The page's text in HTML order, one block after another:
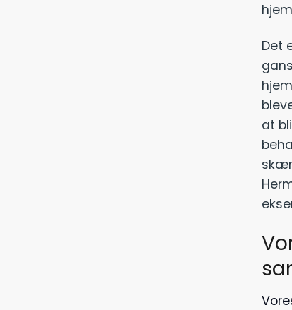
Det
at